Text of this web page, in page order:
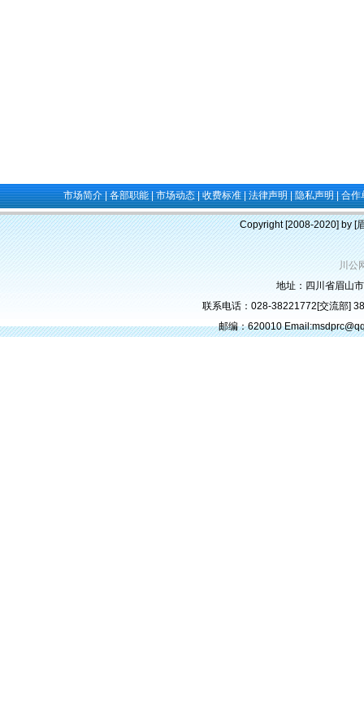
市场简介|各部职能|市场动态|收费标准|法律声明|隐私声明|合作
Copyright [2008-2020] by [
川公
地址：四川省眉山
联系电话：028-38221772[交流部]
邮编：620010